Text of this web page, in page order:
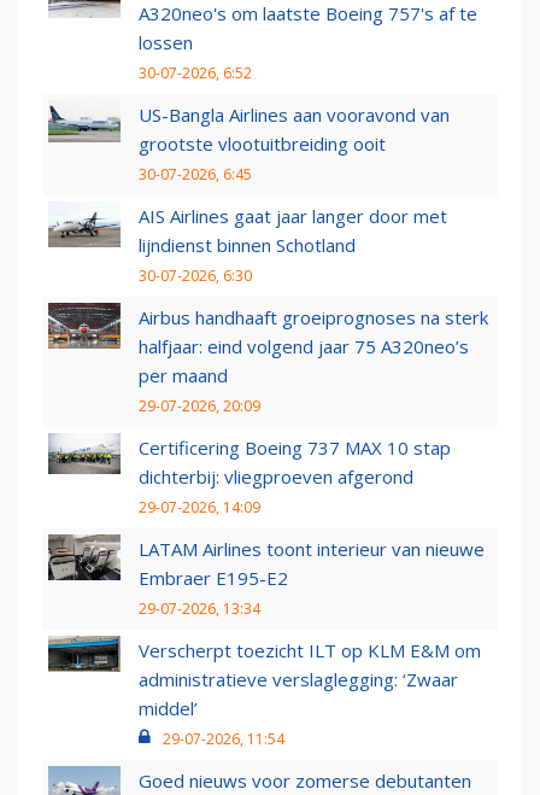
A320neo's om laatste Boeing 757's af te
lossen
30-07-2026, 6:52
US-Bangla Airlines aan vooravond van
grootste vlootuitbreiding ooit
30-07-2026, 6:45
AIS Airlines gaat jaar langer door met
lijndienst binnen Schotland
30-07-2026, 6:30
Airbus handhaaft groeiprognoses na sterk
halfjaar: eind volgend jaar 75 A320neo’s
per maand
29-07-2026, 20:09
Certificering Boeing 737 MAX 10 stap
dichterbij: vliegproeven afgerond
29-07-2026, 14:09
LATAM Airlines toont interieur van nieuwe
Embraer E195-E2
29-07-2026, 13:34
Verscherpt toezicht ILT op KLM E&M om
administratieve verslaglegging: ‘Zwaar
middel’
29-07-2026, 11:54
Goed nieuws voor zomerse debutanten